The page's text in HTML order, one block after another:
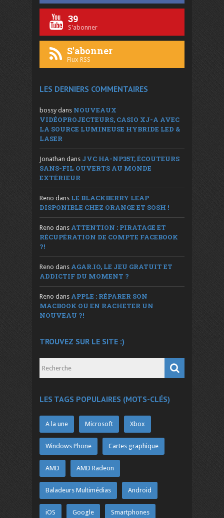
39
S'abonner
S'abonner
Flux RSS
LES DERNIERS COMMENTAIRES
bossy dans NOUVEAUX
VIDÉOPROJECTEURS, CASIO XJ-A AVEC
LA SOURCE LUMINEUSE HYBRIDE LED &
LASER
Jonathan dans JVC HA-NP35T, ÉCOUTEURS
SANS-FIL OUVERTS AU MONDE
EXTÉRIEUR
Reno dans LE BLACKBERRY LEAP
DISPONIBLE CHEZ ORANGE ET SOSH !
Reno dans ATTENTION : PIRATAGE ET
RÉCUPÉRATION DE COMPTE FACEBOOK
?!
Reno dans AGAR.IO, LE JEU GRATUIT ET
ADDICTIF DU MOMENT ?
Reno dans APPLE : RÉPARER SON
MACBOOK OU EN RACHETER UN
NOUVEAU ?!
TROUVEZ SUR LE SITE :)
LES TAGS POPULAIRES (MOTS-CLÉS)
A la une Microsoft Xbox
Windows Phone Cartes graphique
AMD AMD Radeon
Baladeurs Multimédias Android
iOS Google Smartphones